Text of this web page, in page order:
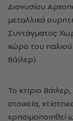
Διονυσίου
μεταλλικά
Συντάγματος
χώρο του παλιού
Βάiλερ).
Το κτίριο
στοιχεία,
χρησιμοποιηθεί